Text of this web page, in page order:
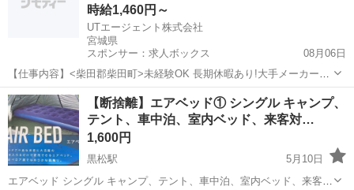
時給1,460円～
UTエージェント株式会社
宮城県
スポンサー：求人ボックス
08月06日
【仕事内容】<柴田郡柴田町>未経験OK 長期休暇あり!大手メーカーの
グループ会社 コピー機部品の機械オペレーター <履歴書不要 オンライ
ン面接OK><入社キャンペーン実施中!> <業種> オフィス・業務機器 <
仕事内容> コピー機...
アルバイト・パート
【断捨離】エアベッド① シングル キャンプ、
テント、車中泊、室内ベッド、来客対…
1,600円
黒松駅
5月10日
エアベッド シングル キャンプ、テント、車中泊、室内ベッド、来客対